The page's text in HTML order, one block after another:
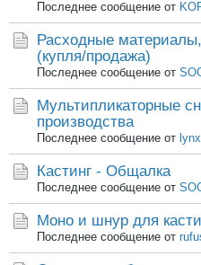
Последнее сообщение от
Расходные
(купля/продажа)
Последнее сообщение от
Мультипликаторные
производства
Последнее сообщение от lynx
Кастинг - Общалка
Последнее сообщение от
Моно и шнур для
Последнее сообщение от